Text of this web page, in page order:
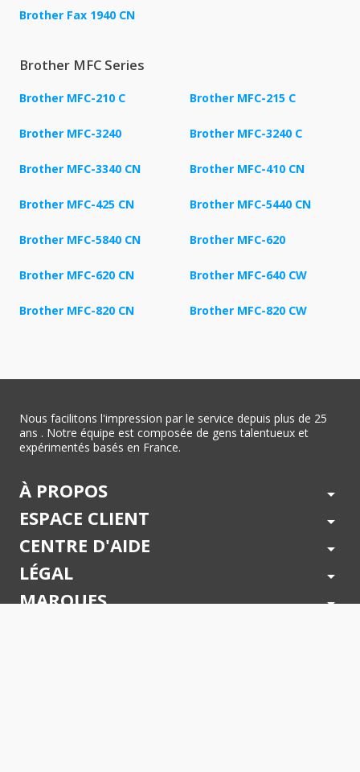
Brother Fax 1940 CN
Brother MFC Series
Brother MFC-210 C Brother MFC-215 C
Brother MFC-3240 Brother MFC-3240 C
Brother MFC-3340 CN Brother MFC-410 CN
Brother MFC-425 CN Brother MFC-5440 CN
Brother MFC-5840 CN Brother MFC-620
Brother MFC-620 CN Brother MFC-640 CW
Brother MFC-820 CN Brother MFC-820 CW
Nous facilitons l'impression par le service depuis plus de 25
ans . Notre équipe est composée de gens talentueux et
expérimentés basés en France.
À PROPOS arrow_drop_down
ESPACE CLIENT arrow_drop_down
CENTRE D'AIDE arrow_drop_down
LÉGAL arrow_drop_down
MARQUES arrow_drop_down